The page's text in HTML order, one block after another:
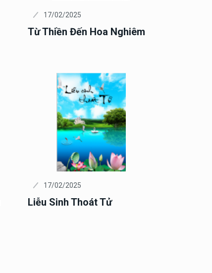
17/02/2025
Từ Thiền Đến Hoa Nghiêm
17/02/2025
Liễu Sinh Thoát Tử